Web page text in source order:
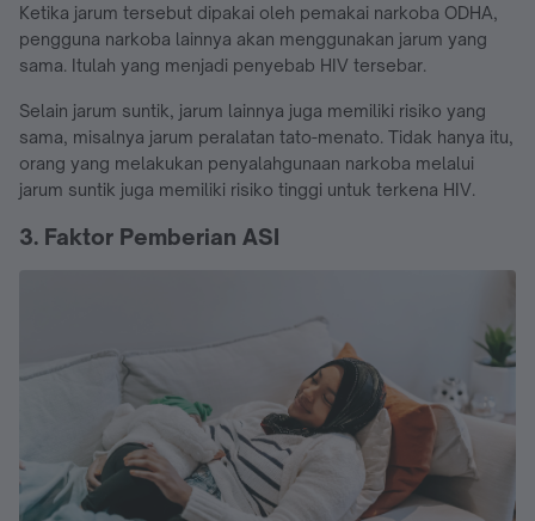
Ketika jarum tersebut dipakai oleh pemakai narkoba ODHA,
pengguna narkoba lainnya akan menggunakan jarum yang
sama. Itulah yang menjadi penyebab HIV tersebar.
Selain jarum suntik, jarum lainnya juga memiliki risiko yang
sama, misalnya jarum peralatan tato-menato. Tidak hanya itu,
orang yang melakukan penyalahgunaan narkoba melalui
jarum suntik juga memiliki risiko tinggi untuk terkena HIV.
3. Faktor Pemberian ASI